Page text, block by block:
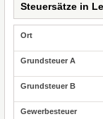
Steuersätze in